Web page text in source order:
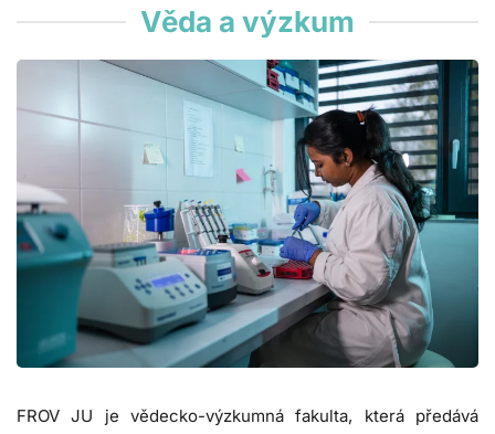
Věda a výzkum
FROV JU je vědecko-výzkumná fakulta, která předává